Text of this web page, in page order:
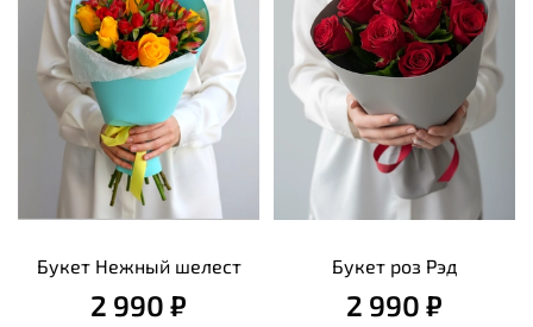
Букет Нежный шелест
2 990 ₽
Букет роз Рэд
2 990 ₽